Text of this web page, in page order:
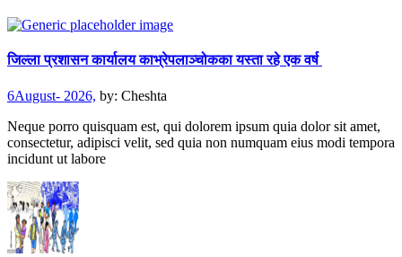
जिल्ला प्रशासन कार्यालय काभ्रेपलाञ्चोकका यस्ता रहे एक वर्ष
6August- 2026, by: Cheshta
Neque porro quisquam est, qui dolorem ipsum quia dolor sit amet,
consectetur, adipisci velit, sed quia non numquam eius modi tempora
incidunt ut labore